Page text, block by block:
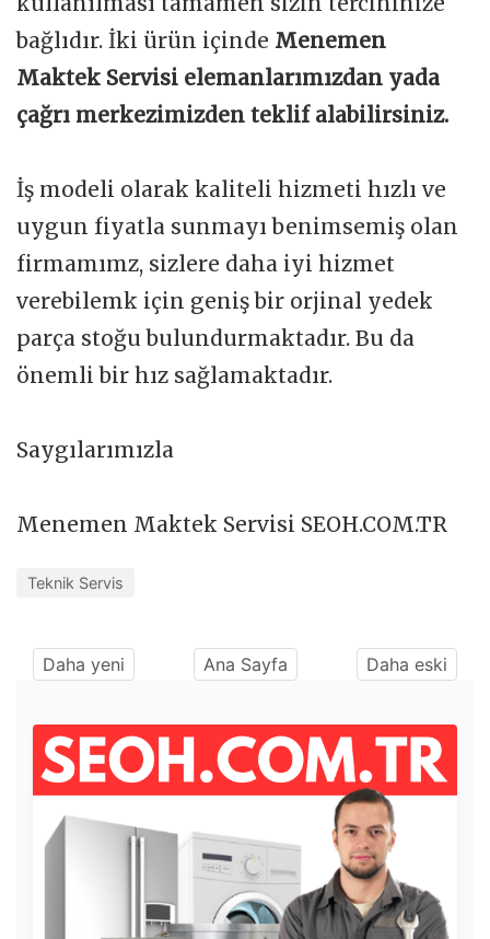
bağlıdır. İki ürün içinde Menemen
Maktek Servisi elemanlarımızdan yada
çağrı merkezimizden teklif alabilirsiniz.
İş modeli olarak kaliteli hizmeti hızlı ve
uygun fiyatla sunmayı benimsemiş olan
firmamımz, sizlere daha iyi hizmet
verebilemk için geniş bir orjinal yedek
parça stoğu bulundurmaktadır. Bu da
önemli bir hız sağlamaktadır.
Saygılarımızla
Menemen Maktek Servisi SEOH.COM.TR
Teknik Servis
Daha yeni Ana Sayfa Daha eski